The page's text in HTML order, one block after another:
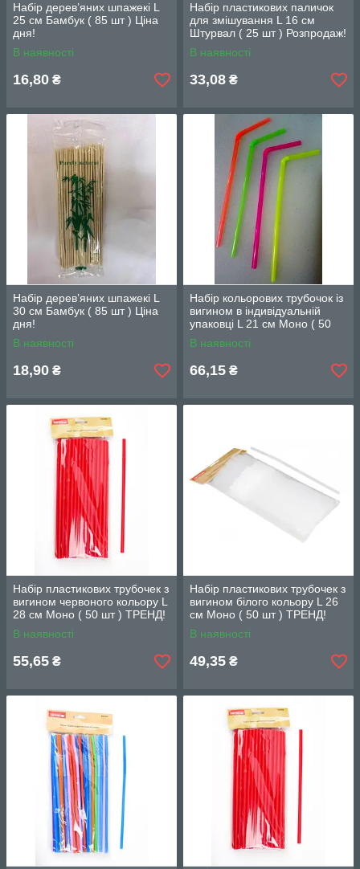
Набір дерев’яних шпажекі L
25 см Бамбук ( 85 шт ) Ціна
дня!
В наявності
16,80 ₴
Набір пластикових паличок
для змішування L 16 см
Штурвал ( 25 шт ) Розпродаж!
В наявності
33,08 ₴
Набір дерев’яних шпажекі L
30 см Бамбук ( 85 шт ) Ціна
дня!
В наявності
18,90 ₴
Набір кольорових трубочок із
вигином в індивідуальній
упаковці L 21 cм Моно ( 50
шт ) Оновлення!
В наявності
66,15 ₴
Набіp пластикових трубочек з
вигином червоного кольору L
28 см Моно ( 50 шт ) ТРЕНД!
В наявності
55,65 ₴
Набіp пластикових трубочек з
вигином білого кольору L 26
см Моно ( 50 шт ) ТРЕНД!
В наявності
49,35 ₴